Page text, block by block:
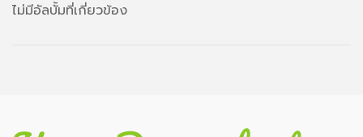
ไม่มีอัลบั้มที่เกี่ยวข้อง